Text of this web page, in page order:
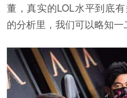
董，真实的LOL水平到底
的分析里，我们可以略知一